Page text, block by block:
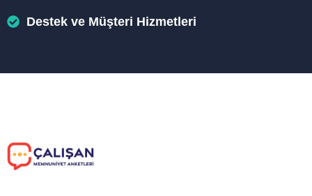
Destek ve Müşteri Hizmetleri